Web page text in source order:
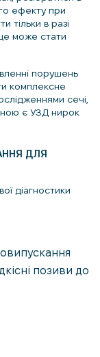
ефекту при
тільки в разі
це може стати
порушень
комплексне
сечі,
є УЗД нирок
ДЛЯ
діагностики
позиви до